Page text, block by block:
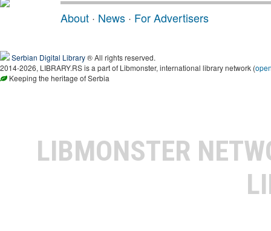
About · News · For Advertisers
Serbian Digital Library® All rights reserved.
2014-2026, LIBRARY.RS is a part of Libmonster, international library network (
Keeping the heritage of Serbia
LIBMONSTER